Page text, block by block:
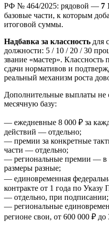
РФ № 464/2025: рядовой — 7
базовые части, к которым
итоговой суммы.
Надбавка за классность для
должности: 5 / 10 / 20 / 30
звание «мастер». Классность
сдачи нормативов и
реальный механизм роста
Дополнительные выплаты не
месячную базу:
— ежедневные 8 000 ₽ за
действий — отдельно;
— премии за конкретные
части — отдельно;
— региональные премии — в
размеры разные;
— единовременная
контракте от 1 года по
— отдельно, при подписании;
— региональные
регионе свои, от 600 000 ₽